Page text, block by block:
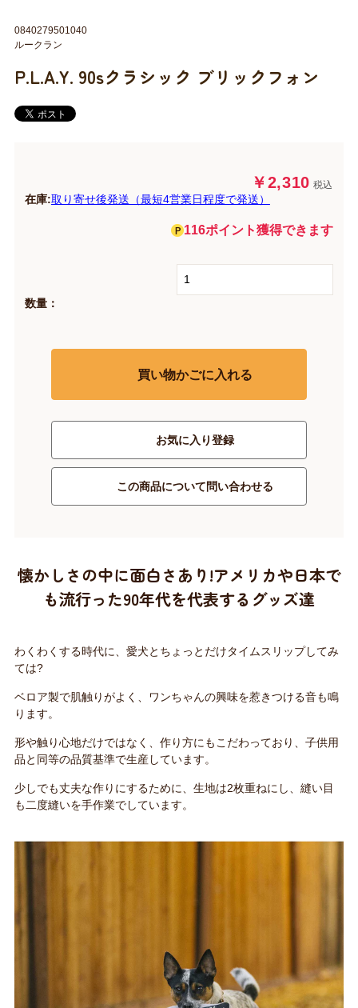
P.L.A.Y. 90sクラシック ブリックフォン
￥2,310 税込
在庫:取り寄せ後発送（最短4営業日程度で発送）
116ポイント獲得できます
数量：
買い物かごに入れる
お気に入り登録
この商品について問い合わせる
0840279501040
ルークラン
懐かしさの中に面白さあり!アメリカや日本で
も流行った90年代を代表するグッズ達
わくわくする時代に、愛犬とちょっとだけタイムスリップしてみ
ては?
ベロア製で肌触りがよく、ワンちゃんの興味を惹きつける音も鳴
ります。
形や触り心地だけではなく、作り方にもこだわっており、子供用
品と同等の品質基準で生産しています。
少しでも丈夫な作りにするために、生地は2枚重ねにし、縫い目
も二度縫いを手作業でしています。